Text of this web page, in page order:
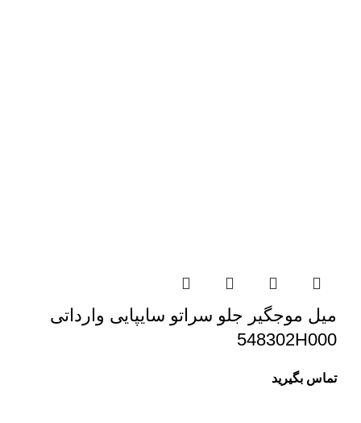
میل موجگیر جلو سراتو سایپایی وارداتی
548302H000
تماس بگیرید